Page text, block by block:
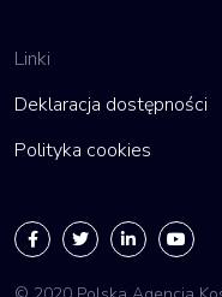
Linki
Deklaracja dostępności
Polityka cookies